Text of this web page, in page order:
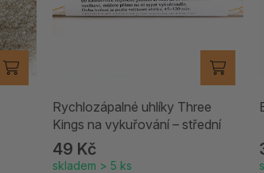
Rychlozápalné uhlíky Three
Kings na vykuřování – střední
49 Kč
skladem > 5 ks